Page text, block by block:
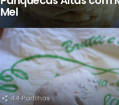
Mel
44 Partilhas